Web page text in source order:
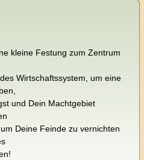
kleine Festung zum Zentrum
Wirtschaftssystem, um eine
und Dein Machtgebiet
Deine Feinde zu vernichten